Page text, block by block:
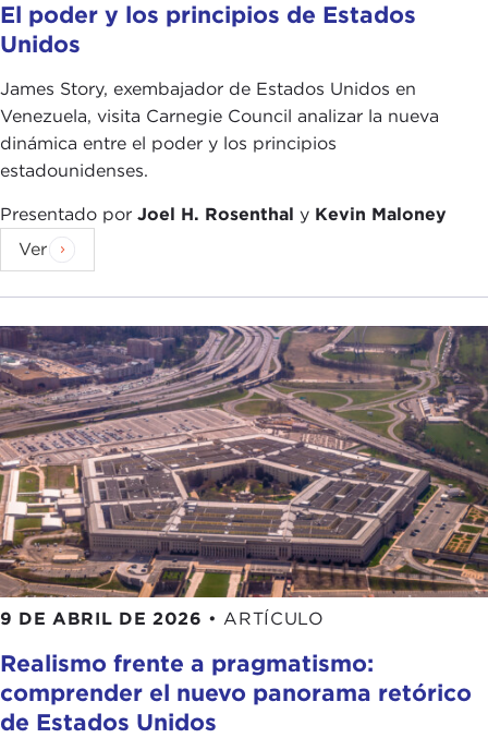
El poder y los principios de Estados
Unidos
James Story, exembajador de Estados Unidos en
Venezuela, visita Carnegie Council analizar la nueva
dinámica entre el poder y los principios
estadounidenses.
Presentado por Joel H. Rosenthal y Kevin Maloney
Ver
9 DE ABRIL DE 2026 • ARTÍCULO
Realismo frente a pragmatismo:
comprender el nuevo panorama retórico
de Estados Unidos